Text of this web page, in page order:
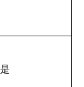
是